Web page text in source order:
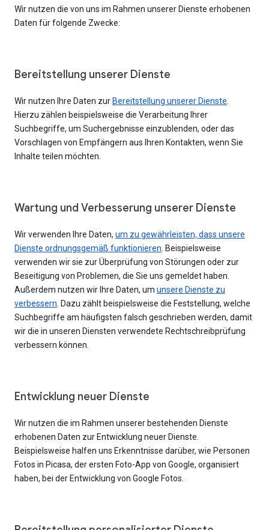
Wir nutzen die von uns im Rahmen unserer Dienste erhobenen
Daten für folgende Zwecke:
Bereitstellung unserer Dienste
Wir nutzen Ihre Daten zur Bereitstellung unserer Dienste
Hierzu zählen beispielsweise die Verarbeitung Ihrer
Suchbegriffe, um Suchergebnisse einzublenden, oder das
Vorschlagen von Empfängern aus Ihren Kontakten, wenn Sie
Inhalte teilen möchten.
Wartung und Verbesserung unserer Dienste
Wir verwenden Ihre Daten, um zu gewährleisten, dass unsere
Dienste ordnungsgemäß funktionieren . Beispielsweise
verwenden wir sie zur Überprüfung von Störungen oder zur
Beseitigung von Problemen, die Sie uns gemeldet haben.
Außerdem nutzen wir Ihre Daten, um unsere Dienste zu
verbessern . Dazu zählt beispielsweise die Feststellung, welche
Suchbegriffe am häufigsten falsch geschrieben werden, damit
wir die in unseren Diensten verwendete Rechtschreibprüfung
verbessern können.
Entwicklung neuer Dienste
Wir nutzen die im Rahmen unserer bestehenden Dienste
erhobenen Daten zur Entwicklung neuer Dienste.
Beispielsweise halfen uns Erkenntnisse darüber, wie Personen
Fotos in Picasa, der ersten Foto-App von Google, organisiert
haben, bei der Entwicklung von Google Fotos.